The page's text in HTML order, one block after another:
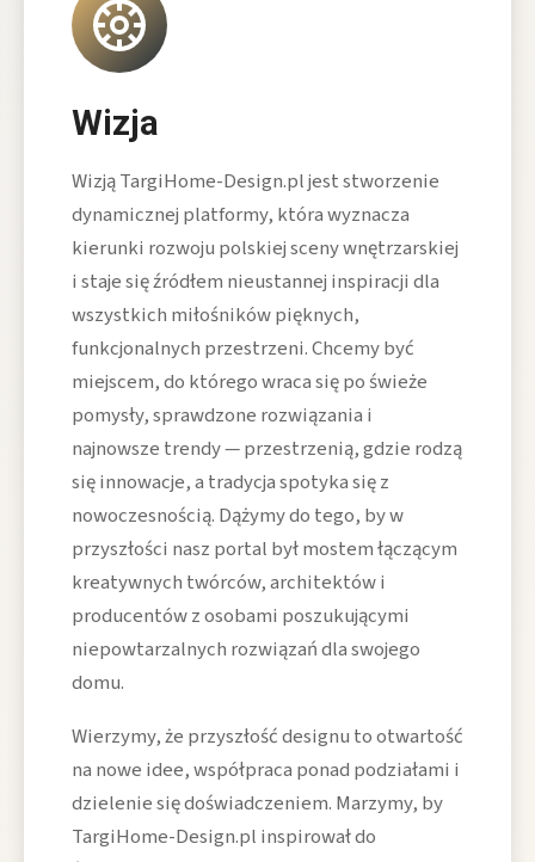
Wizja
Wizją TargiHome-Design.pl jest stworzenie
dynamicznej platformy, która wyznacza
kierunki rozwoju polskiej sceny wnętrzarskiej
i staje się źródłem nieustannej inspiracji dla
wszystkich miłośników pięknych,
funkcjonalnych przestrzeni. Chcemy być
miejscem, do którego wraca się po świeże
pomysły, sprawdzone rozwiązania i
najnowsze trendy — przestrzenią, gdzie rodzą
się innowacje, a tradycja spotyka się z
nowoczesnością. Dążymy do tego, by w
przyszłości nasz portal był mostem łączącym
kreatywnych twórców, architektów i
producentów z osobami poszukującymi
niepowtarzalnych rozwiązań dla swojego
domu.
Wierzymy, że przyszłość designu to otwartość
na nowe idee, współpraca ponad podziałami i
dzielenie się doświadczeniem. Marzymy, by
TargiHome-Design.pl inspirował do